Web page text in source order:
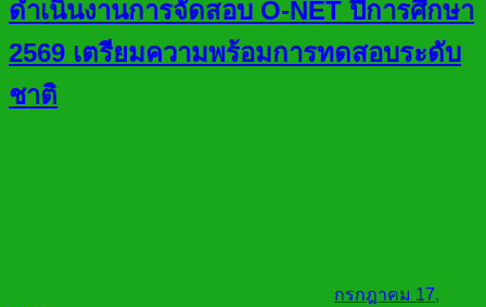
ดำเนินงานการจัดสอบ O-NET ปีการศึกษา
2569 เตรียมความพร้อมการทดสอบระดับ
ชาติ
กรกฎาคม 17,